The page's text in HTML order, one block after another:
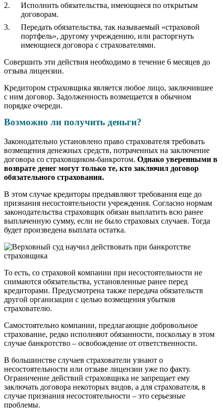
Исполнить обязательства, имеющиеся по открытым
договорам.
Передать обязательства, так называемый «страховой
портфель», другому учреждению, или расторгнуть
имеющиеся договора с страхователями.
Совершить эти действия необходимо в течение 6 месяцев до
отзыва лицензии.
Кредитором страховщика является любое лицо, заключившее
с ним договор. Задолженность возмещается в обычном
порядке очереди.
Возможно ли получить деньги?
Законодательно установлено право страхователя требовать
возмещения денежных средств, потраченных на заключение
договора со страховщиком-банкротом. Однако уверенными в
возврате денег могут только те, кто заключил договор
обязательного страхования.
В этом случае кредиторы предъявляют требования еще до
признания несостоятельности учреждения. Согласно нормам
законодательства страховщик обязан выплатить всю ранее
выплаченную сумму, если не было страховых случаев. Тогда
будет произведена выплата остатка.
То есть, со страховой компании при несостоятельности не
снимаются обязательства, установленные ранее перед
кредиторами. Предусмотрена также передача обязательств
другой организации с целью возмещения убытков
страхователю.
Самостоятельно компании, предлагающие добровольное
страхование, редко исполняют обязанности, поскольку в этом
случае банкротство – освобождение от ответственности.
В большинстве случаев страхователи узнают о
несостоятельности или отзыве лицензии уже по факту.
Ограничение действий страховщика не запрещает ему
заключать договора некоторых видов, а для страхователя, в
случае признания несостоятельности – это серьезные
проблемы.